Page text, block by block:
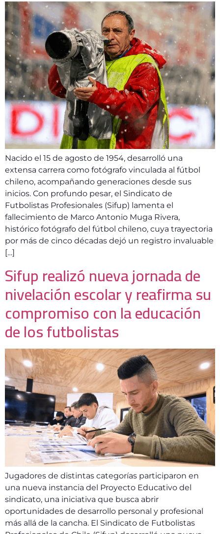
Nacido el 15 de agosto de 1954, desarrolló una
extensa carrera como fotógrafo vinculada al fútbol
chileno, acompañando generaciones desde sus
inicios. Con profundo pesar, el Sindicato de
Futbolistas Profesionales (Sifup) lamenta el
fallecimiento de Marco Antonio Muga Rivera,
histórico fotógrafo del fútbol chileno, cuya trayectoria
por más de cinco décadas dejó un registro invaluable
[…]
Sifup realizó nueva jornada de
nivelación escolar y reafirma su
compromiso con la educación
de los futbolistas
Jugadores de distintas categorías participaron en
una nueva instancia del Proyecto Educativo del
sindicato, una iniciativa que busca abrir
oportunidades de desarrollo personal y profesional
más allá de la cancha. El Sindicato de Futbolistas